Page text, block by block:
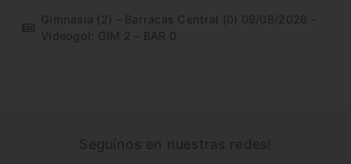
Gimnasia (2) – Barracas Central (0) 09/08/2026 –
Videogol: GIM 2 – BAR 0